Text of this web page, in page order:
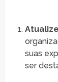
suas
ser